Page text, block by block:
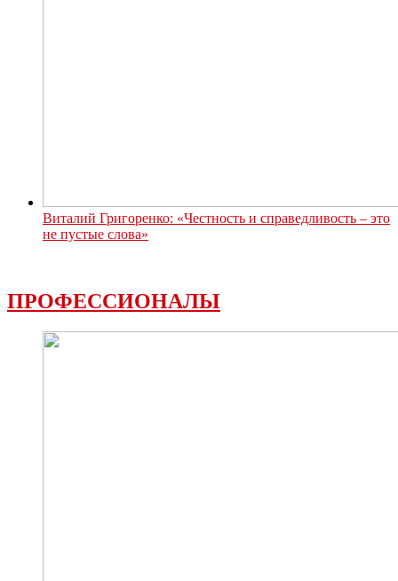
Виталий Григоренко: «Честность и справедливость – это
не пустые слова»
ПРОФЕССИОНАЛЫ